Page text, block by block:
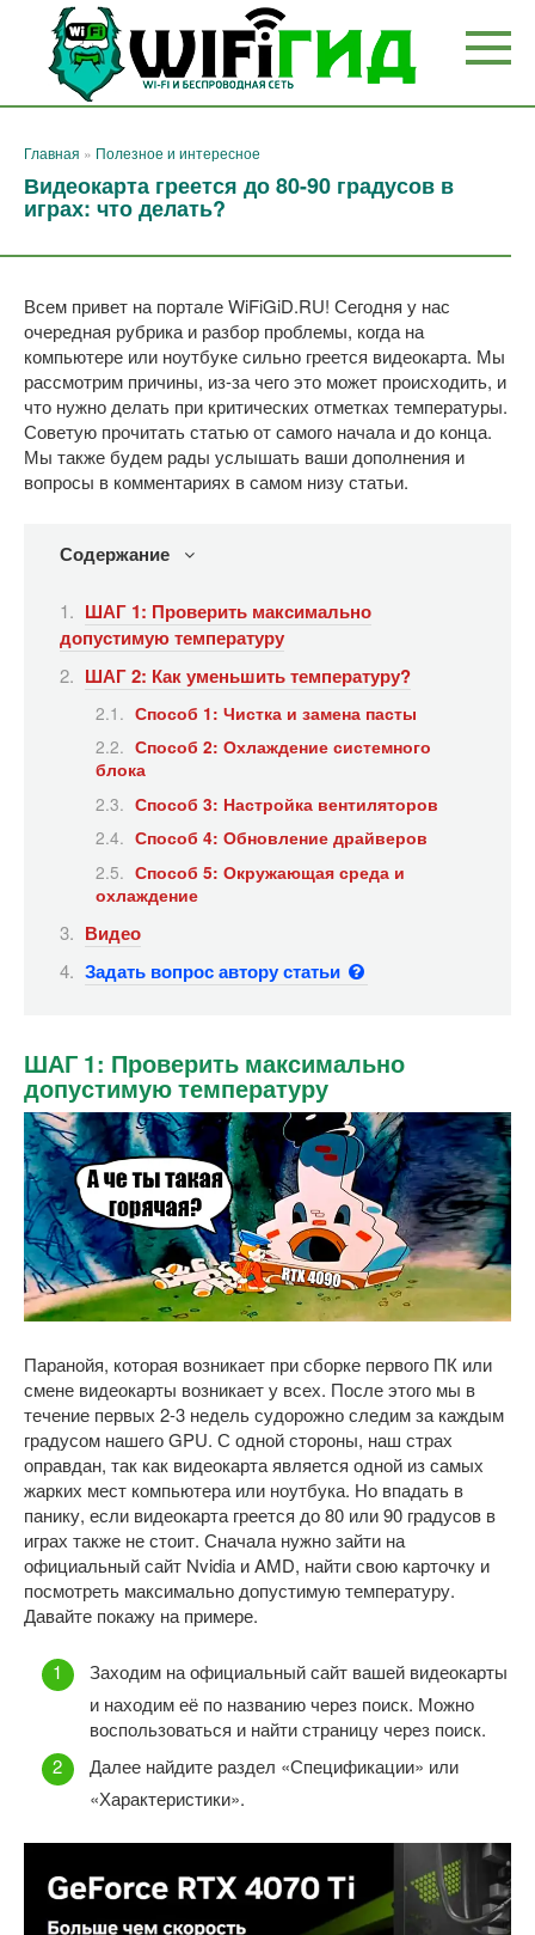
Перейти
контенту
Главная » Полезное и интересное
Видеокарта греется до 80-90 градусов в
играх: что делать?
Всем привет на портале WiFiGiD.RU! Сегодня у нас
очередная рубрика и разбор проблемы, когда на
компьютере или ноутбуке сильно греется видеокарта. Мы
рассмотрим причины, из-за чего это может происходить, и
что нужно делать при критических отметках температуры.
Советую прочитать статью от самого начала и до конца.
Мы также будем рады услышать ваши дополнения и
вопросы в комментариях в самом низу статьи.
Содержание
ШАГ 1: Проверить максимально
допустимую температуру
ШАГ 2: Как уменьшить температуру?
Способ 1: Чистка и замена пасты
Способ 2: Охлаждение системного
блока
Способ 3: Настройка вентиляторов
Способ 4: Обновление драйверов
Способ 5: Окружающая среда и
охлаждение
Видео
Задать вопрос автору статьи
ШАГ 1: Проверить максимально
допустимую температуру
Паранойя, которая возникает при сборке первого ПК или
смене видеокарты возникает у всех. После этого мы в
течение первых 2-3 недель судорожно следим за каждым
градусом нашего GPU. С одной стороны, наш страх
оправдан, так как видеокарта является одной из самых
жарких мест компьютера или ноутбука. Но впадать в
панику, если видеокарта греется до 80 или 90 градусов в
играх также не стоит. Сначала нужно зайти на
официальный сайт Nvidia и AMD, найти свою карточку и
посмотреть максимально допустимую температуру.
Давайте покажу на примере.
Заходим на официальный сайт вашей видеокарты
и находим её по названию через поиск. Можно
воспользоваться и найти страницу через поиск.
Далее найдите раздел «Спецификации» или
«Характеристики».